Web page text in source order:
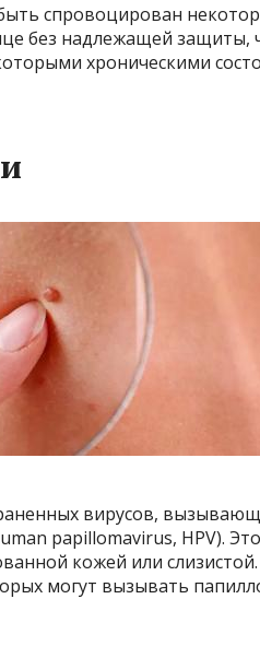
спровоцирован
без надлежащей защиты,
хроническими
вирусов,
papillomavirus, HPV).
кожей или
могут вызывать